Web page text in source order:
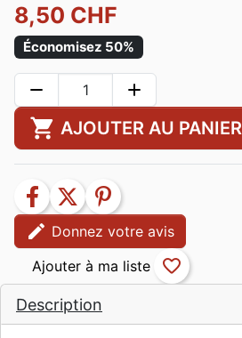
Description
8,50 CHF
Économisez 50%
remove add
shopping_cart AJOUTER AU PANIER
facebook twitter
pinterest
edit Donnez votre avis
favorite_border